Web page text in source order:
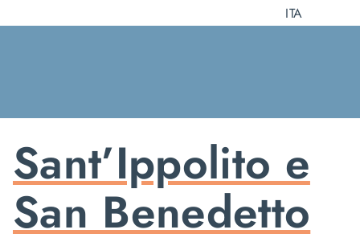
al
ITA
Sant’Ippolito e
San Benedetto